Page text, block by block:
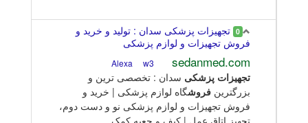
0 تجهیزات پزشکی سدان : تولید و خرید و
فروش تجهیزات و لوازم پزشکی
sedanmed.com
w3
تجهیزات پزشکی سدان : تخصصی ترین و
بزرگترین فروشگاه لوازم پزشکی | خرید و
فروش تجهیزات و لوازم پزشکی نو و دست دوم،
تجهیز اتاق عمل | کیف و جعبه کمک ...